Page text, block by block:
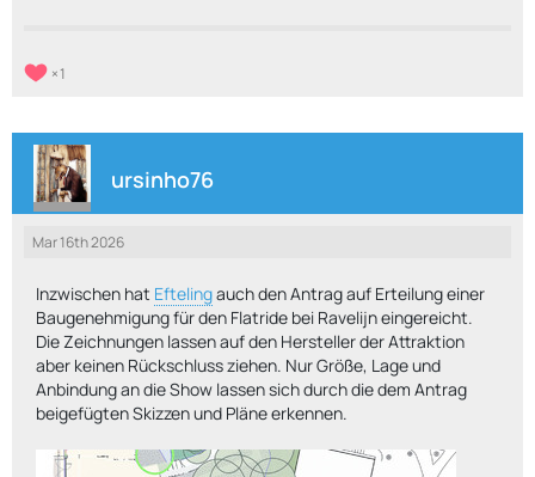
1
ursinho76
Mar 16th 2026
Inzwischen hat Eftelingauch den Antrag auf Erteilung einer
Baugenehmigung für den Flatride bei Ravelijn eingereicht.
Die Zeichnungen lassen auf den Hersteller der Attraktion
aber keinen Rückschluss ziehen. Nur Größe, Lage und
Anbindung an die Show lassen sich durch die dem Antrag
beigefügten Skizzen und Pläne erkennen.